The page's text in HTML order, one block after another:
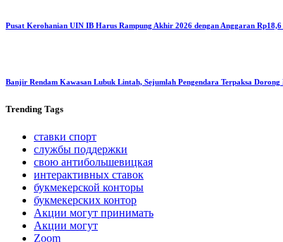
Pusat Kerohanian UIN IB Harus Rampung Akhir 2026 dengan Anggaran
Banjir Rendam Kawasan Lubuk Lintah, Sejumlah Pengendara Terpaksa
Trending Tags
ставки спорт
службы поддержки
свою антибольшевицкая
интерактивных ставок
букмекерской конторы
букмекерских контор
Акции могут принимать
Акции могут
Zoom